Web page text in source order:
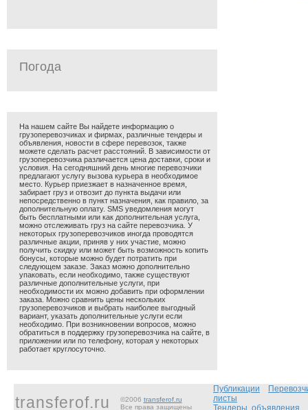
Погода
На нашем сайте Вы найдете информацию о
грузоперевозчиках и фирмах, различные тендеры и
объявления, новости в сфере перевозок, также
можете сделать расчет расстояний. В зависимости от
грузоперевозчика различается цена доставки, сроки и
условия. На сегодняшний день многие перевозчики
предлагают услугу вызова курьера в необходимое
место. Курьер приезжает в назначенное время,
забирает груз и отвозит до пункта выдачи или
непосредственно в пункт назначения, как правило, за
дополнительную оплату. SMS уведомления могут
быть бесплатными или как дополнительная услуга,
можно отслеживать груз на сайте перевозчика. У
некоторых грузоперевозчиков иногда проводятся
различные акции, приняв у них участие, можно
получить скидку или может быть возможность копить
бонусы, которые можно будет потратить при
следующем заказе. Заказ можно дополнительно
упаковать, если необходимо, также существуют
различные дополнительные услуги, при
необходимости их можно добавить при оформлении
заказа. Можно сравнить цены нескольких
грузоперевозчиков и выбрать наиболее выгодный
вариант, указать дополнительные услуги если
необходимо. При возникновении вопросов, можно
обратиться в поддержку грузоперевозчика на сайте, в
приложении или по телефону, которая у некоторых
работает круглосуточно.
transferof.ru ©2006 transferof.ru
Все права защищены
Публикации
листы
Тендеры, объявления